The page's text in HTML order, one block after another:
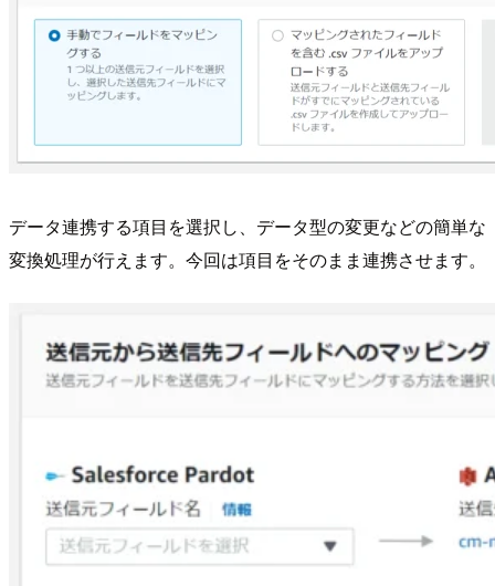
データ連携する項目を選択し、データ型の変更などの簡単な
変換処理が行えます。今回は項目をそのまま連携させます。